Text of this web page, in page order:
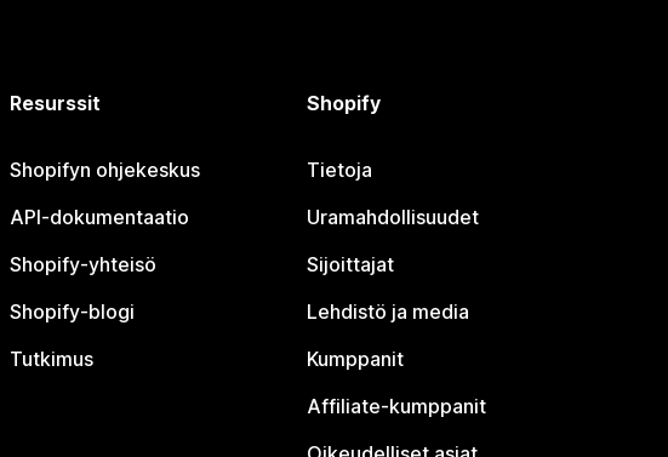
Resurssit
Shopifyn ohjekeskus
API-dokumentaatio
Shopify-yhteisö
Shopify-blogi
Tutkimus
Shopify
Tietoja
Uramahdollisuudet
Sijoittajat
Lehdistö ja media
Kumppanit
Affiliate-kumppanit